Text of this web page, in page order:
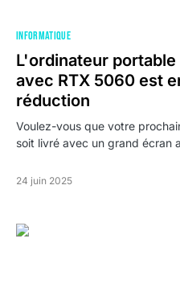
INFORMATIQUE
L'ordinateur portable
avec RTX 5060 est
réduction
Voulez-vous que votre
soit livré avec un grand écran
24 juin 2025